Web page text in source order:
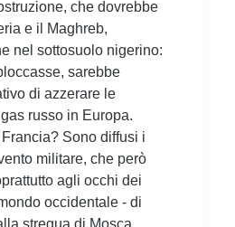
che dovrebbe
e il Maghreb,
nel sottosuolo nigerino:
sarebbe
di azzerare le
russo in Europa.
Sono diffusi i
militare, che però
agli occhi dei
occidentale - di
stregua di Mosca